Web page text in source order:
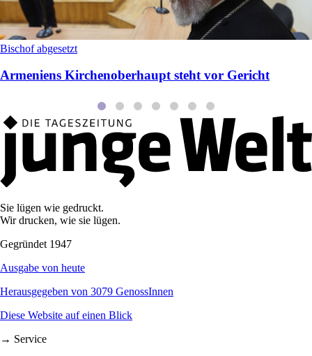
Bischof abgesetzt
Armeniens Kirchenoberhaupt steht vor Gericht
Sie lügen wie gedruckt.
Wir drucken, wie sie lügen.
Gegründet 1947
Ausgabe von heute
Herausgegeben von 3079 GenossInnen
Diese Website auf einen Blick
→ Service